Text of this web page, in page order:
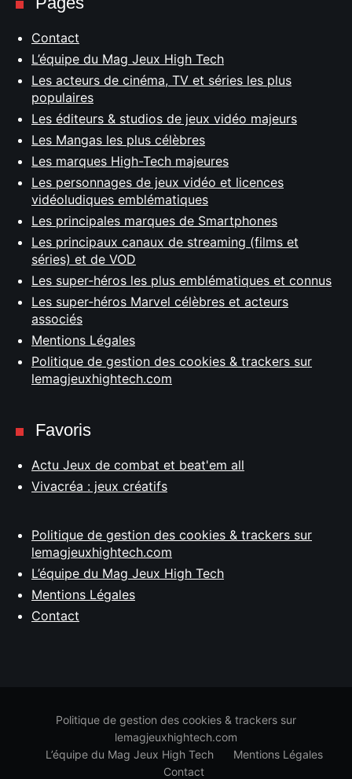
Contact
L’équipe du Mag Jeux High Tech
Les acteurs de cinéma, TV et séries les plus
populaires
Les éditeurs & studios de jeux vidéo majeurs
Les Mangas les plus célèbres
Les marques High-Tech majeures
Les personnages de jeux vidéo et licences
vidéoludiques emblématiques
Les principales marques de Smartphones
Les principaux canaux de streaming (films et
séries) et de VOD
Les super-héros les plus emblématiques et connus
Les super-héros Marvel célèbres et acteurs
associés
Mentions Légales
Politique de gestion des cookies & trackers sur
lemagjeuxhightech.com
Favoris
Actu Jeux de combat et beat'em all
Vivacréa : jeux créatifs
Politique de gestion des cookies & trackers sur
lemagjeuxhightech.com
L’équipe du Mag Jeux High Tech
Mentions Légales
Contact
Politique de gestion des cookies & trackers sur
lemagjeuxhightech.com
L’équipe du Mag Jeux High Tech
Mentions Légales
Contact